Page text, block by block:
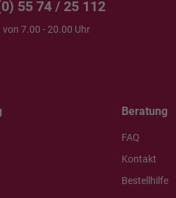
55 74 / 25 112
von 7.00 - 20.00 Uhr
Beratung
FAQ
Kontakt
Bestellhilfe